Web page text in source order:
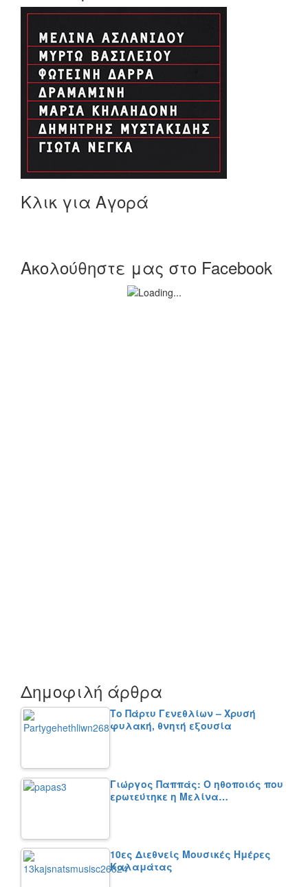
Κλικ για Αγορά
Ακολούθηστε μας στο Facebook
Δημοφιλή άρθρα
Το Πάρτυ Γενεθλίων – Χρυσή
φυλακή, θνητή εξουσία
Γιώργος Παππάς: Ο ηθοποιός που
ερωτεύτηκε η Μελίνα…
10ες Διεθνείς Μουσικές Ημέρες
Καλαμάτας